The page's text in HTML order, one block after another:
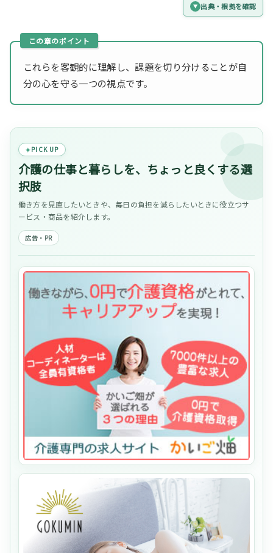
出典・根拠を確認
これらを客観的に理解し、課題を切り分けることが自
分の心を守る一つの視点です。
PICK UP
介護の仕事と暮らしを、ちょっと良くする選
択肢
働き方を見直したいときや、毎日の負担を減らしたいときに役立つサ
ービス・商品を紹介します。
広告・PR